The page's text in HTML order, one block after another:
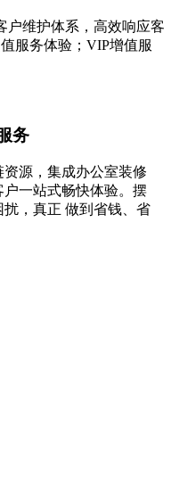
户维护体系，高效响应客
服务体验；VIP增值服
务
源，集成办公室装修
一站式畅快体验。摆
，真正 做到省钱、省